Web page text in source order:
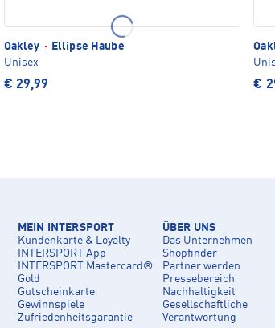
Oakley ·
Ellipse Haube
Unisex
€ 29,99 €
MEIN INTERSPORT
Kundenkarte & Loyalty
INTERSPORT App
INTERSPORT Mastercard®
Gold
Gutscheinkarte
Gewinnspiele
Zufriedenheitsgarantie
ÜBER UNS
Das Unternehmen
Shopfinder
Partner werden
Pressebereich
Nachhaltigkeit
Gesellschaftliche
Verantwortung